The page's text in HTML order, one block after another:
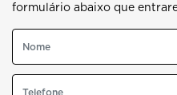
formulário abaixo que